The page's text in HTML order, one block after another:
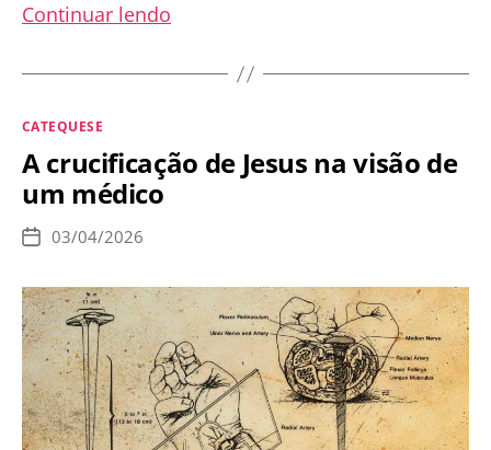
Continuar lendo
da
Páscoa
Abstinência?
Categorias
CATEQUESE
A crucificação de Jesus na visão de
um médico
Data
publicação
03/04/2026